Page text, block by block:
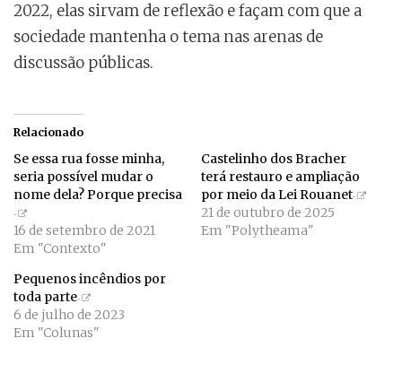
2022, elas sirvam de reflexão e façam com que a
sociedade mantenha o tema nas arenas de
discussão públicas.
Relacionado
Se essa rua fosse minha,
seria possível mudar o
nome dela? Porque precisa
16 de setembro de 2021
Em "Contexto"
Castelinho dos Bracher
terá restauro e ampliação
por meio da Lei Rouanet
21 de outubro de 2025
Em "Polytheama"
Pequenos incêndios por
toda parte
6 de julho de 2023
Em "Colunas"